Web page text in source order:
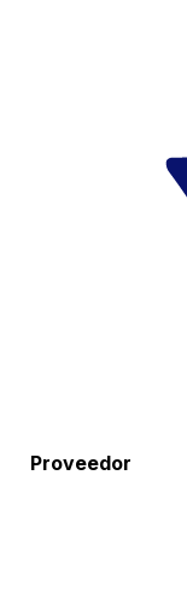
Proveedor